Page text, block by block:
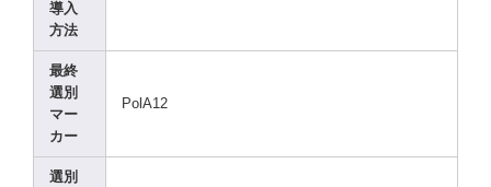
導入
方法
最終
選別
マー
カー
PolA12
選別